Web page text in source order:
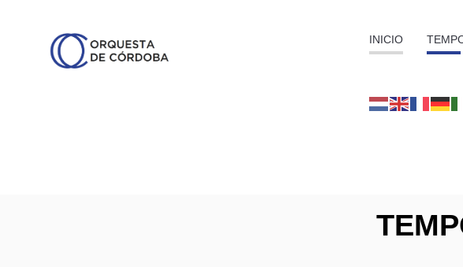
INICIO